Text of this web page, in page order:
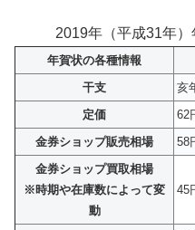
2019年（平成31年
年賀状の各種情報
干支
亥
定価
62
金券ショップ販売相場
58
金券ショップ買取相場
※時期や在庫数によって変
動
45